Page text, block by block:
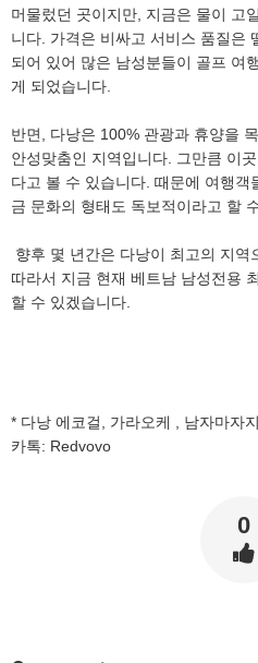
머물렀던 곳이지만, 지금은 물이 고
니다. 가격은 비싸고 서비스 품질은
되어 있어 많은 남성분들이 골프 여
게 되었습니다.
반면, 다낭은 100% 관광과 휴양을
안성맞춤인 지역입니다. 그만큼 이
다고 볼 수 있습니다. 때문에 여행
금 문화의 형태도 독보적이라고 할
향후 몇 년간은 다낭이 최고의 지역
따라서 지금 현재 베트남 남성전용
할 수 있겠습니다.
* 다낭 에코걸, 가라오케 , 남자마자
카톡: Redvovo
0